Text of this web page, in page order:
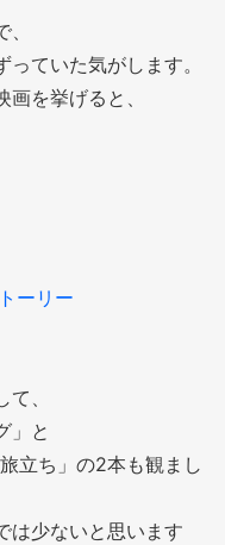
ていた気がします。
を挙げると、
ーリー
、
」と
立ち」の2本も観まし
は少ないと思います